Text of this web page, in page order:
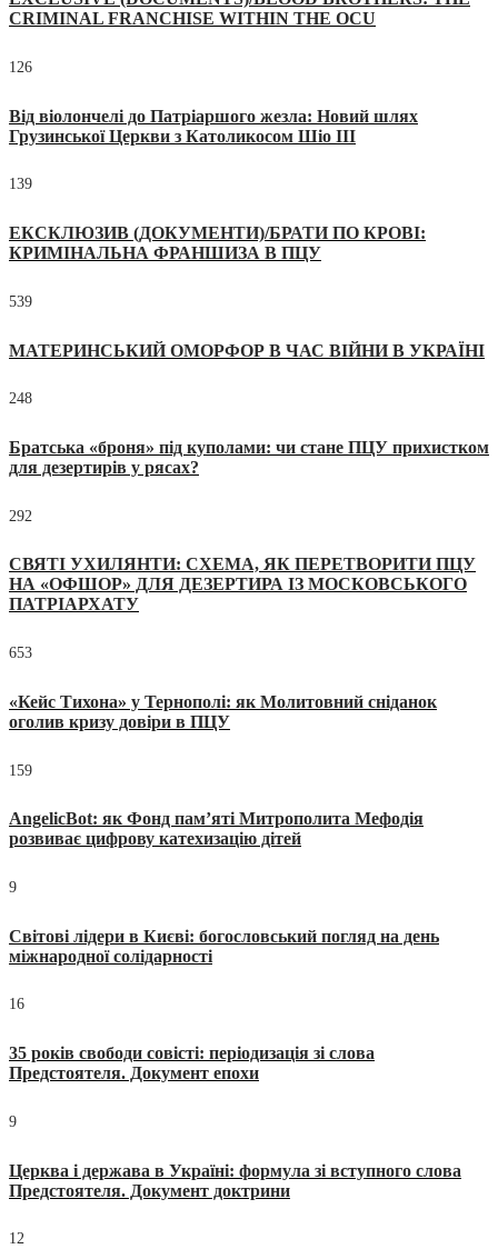
CRIMINAL FRANCHISE WITHIN THE OCU
126
Від віолончелі до Патріаршого жезла: Новий шлях
Грузинської Церкви з Католикосом Шіо III
139
ЕКСКЛЮЗИВ (ДОКУМЕНТИ)/БРАТИ ПО КРОВІ:
КРИМІНАЛЬНА ФРАНШИЗА В ПЦУ
539
МАТЕРИНСЬКИЙ ОМОРФОР В ЧАС ВІЙНИ В УКРАЇНІ
248
Братська «броня» під куполами: чи стане ПЦУ прихистком
для дезертирів у рясах?
292
СВЯТІ УХИЛЯНТИ: СХЕМА, ЯК ПЕРЕТВОРИТИ ПЦУ
НА «ОФШОР» ДЛЯ ДЕЗЕРТИРА ІЗ МОСКОВСЬКОГО
ПАТРІАРХАТУ
653
«Кейс Тихона» у Тернополі: як Молитовний сніданок
оголив кризу довіри в ПЦУ
159
AngelicBot: як Фонд пам’яті Митрополита Мефодія
розвиває цифрову катехизацію дітей
9
Світові лідери в Києві: богословський погляд на день
міжнародної солідарності
16
35 років свободи совісті: періодизація зі слова
Предстоятеля. Документ епохи
9
Церква і держава в Україні: формула зі вступного слова
Предстоятеля. Документ доктрини
12